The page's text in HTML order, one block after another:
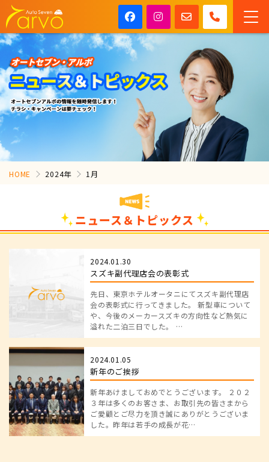
HOME 2024年 1月
ニュース＆トピックス
2024.01.30
スズキ副代理店会の表彰式
先日、東京ホテルオータニにてスズキ副代理店
会の表彰式に行ってきました。 新型車について
や、今後のメーカースズキの方向性など熱気に
溢れた二泊三日でした。 …
2024.01.05
新年のご挨拶
新年あけましておめでとうございます。 ２０２
３年は多くのお客さま、お取引先の皆さまから
ご愛顧とご尽力を頂き誠にありがとうございま
した。昨年は若手の成長が花…